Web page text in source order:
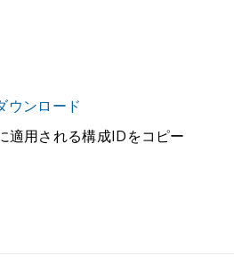
ウンロード
適用される構成IDをコピー